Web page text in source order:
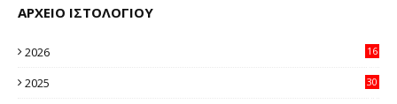
ΑΡΧΕΙΟ ΙΣΤΟΛΟΓΙΟΥ
2026
16
2025
30